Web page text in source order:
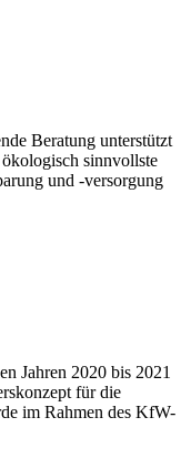
Beratung unterstützt
sinnvollste
und -versorgung
Jahren 2020 bis 2021
für die
im Rahmen des KfW-